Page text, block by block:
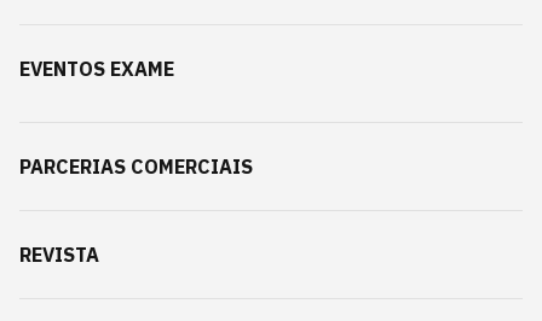
EVENTOS EXAME
PARCERIAS COMERCIAIS
REVISTA